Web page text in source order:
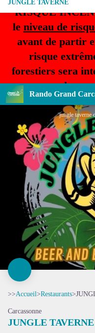
RISQUE
le niveau de
avant de partir
risque
forestiers sera
plus
Rando Grand
JUNGLE TAVERNE
jungle taverne
>>Accueil>Restaurants>
Carcassonne
JUNGLE TAVERNE